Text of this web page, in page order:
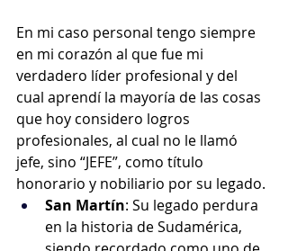
En mi caso personal tengo siempre
en mi corazón al que fue mi
verdadero líder profesional y del
cual aprendí la mayoría de las cosas
que hoy considero logros
profesionales, al cual no le llamó
jefe, sino “JEFE”, como título
honorario y nobiliario por su legado.
San Martín: Su legado perdura
en la historia de Sudamérica,